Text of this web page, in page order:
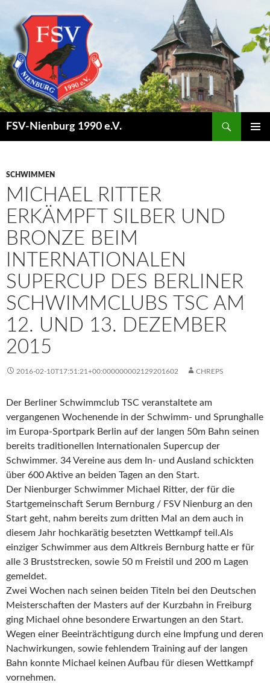
FSV-Nienburg 1990 e.V.
SCHWIMMEN
MICHAEL RITTER
ERKÄMPFT SILBER UND
BRONZE BEIM
INTERNATIONALEN
SUPERCUP DES BERLINER
SCHWIMMCLUBS TSC AM
12. UND 13. DEZEMBER
2015
2016-02-10T17:51:21+00:000000002129201602 CHREPS
Der Berliner Schwimmclub TSC veranstaltete am
vergangenen Wochenende in der Schwimm- und Sprunghalle
im Europa-Sportpark Berlin auf der langen 50m Bahn seinen
bereits traditionellen Internationalen Supercup der
Schwimmer. 34 Vereine aus dem In- und Ausland schickten
über 600 Aktive an beiden Tagen an den Start.
Der Nienburger Schwimmer Michael Ritter, der für die
Startgemeinschaft Serum Bernburg / FSV Nienburg an den
Start geht, nahm bereits zum dritten Mal an dem auch in
diesem Jahr hochkarätig besetzten Wettkampf teil.Als
einziger Schwimmer aus dem Altkreis Bernburg hatte er für
alle 3 Bruststrecken, sowie 50 m Freistil und 200 m Lagen
gemeldet.
Zwei Wochen nach seinen beiden Titeln bei den Deutschen
Meisterschaften der Masters auf der Kurzbahn in Freiburg
ging Michael ohne besondere Erwartungen an den Start.
Wegen einer Beeinträchtigung durch eine Impfung und deren
Nachwirkungen, sowie fehlendem Training auf der langen
Bahn konnte Michael keinen Aufbau für diesen Wettkampf
vornehmen.